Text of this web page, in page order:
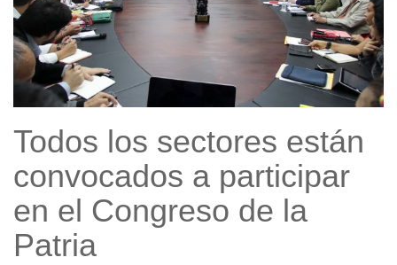
Todos los sectores están
convocados a participar
en el Congreso de la
Patria